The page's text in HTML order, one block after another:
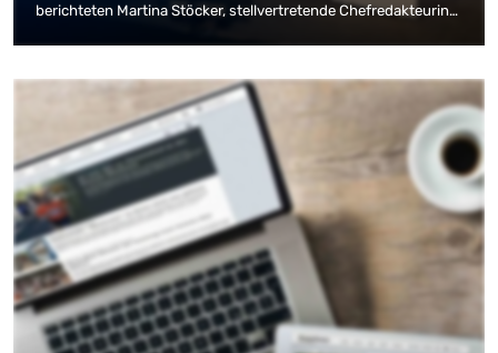
berichteten Martina Stöcker, stellvertretende Chefredakteurin
Erfahrungen mit der automatisierten Printproduktion mithilfe
von InterRed SmartPaper. Die spannende Session ist jetzt auch
als Podcast verfügbar.